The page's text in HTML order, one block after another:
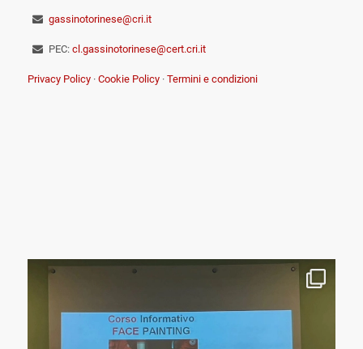
gassinotorinese@cri.it
PEC: cl.gassinotorinese@cert.cri.it
Privacy Policy· Cookie Policy· Termini e condizioni